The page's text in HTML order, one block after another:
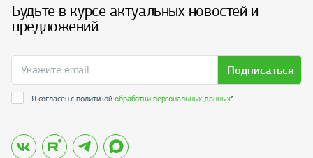
Будьте в курсе актуальных новостей и
предложений
Подписаться
Я согласен с политикойобработки персональных данных*